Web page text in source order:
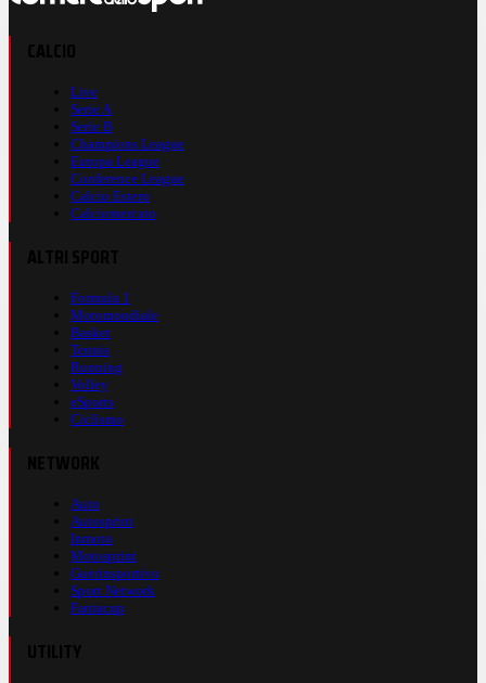
Live
Serie A
Serie B
Champions League
Europa League
Conference League
Calcio Estero
Calciomercato
Formula 1
Motomondiale
Basket
Tennis
Running
Volley
eSports
Ciclismo
Auto
Autosprint
Inmoto
Motosprint
Guerinsportivo
Sport Network
Fantacup